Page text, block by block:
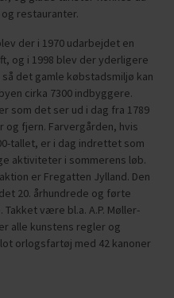
restauranter.
der i 1970 udarbejdet en
og i 1998 blev der yderligere
det gamle købstadsmiljø kan
cirka 7300 indbyggere.
som det ser ud i dag fra 1789
fjern. Farvergården, hvis
tallet, er i dag indrettet som
aktiviteter i sommerens løb.
er Fregatten Jylland. Den
20. århundrede og førte
være bl.a. A.P. Møller-
alle kunstens regler og
orlogsfartøj med 42 kanoner